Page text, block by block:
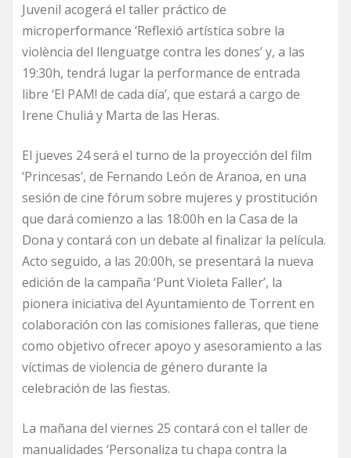
Juvenil acogerá el taller práctico de
microperformance ‘Reflexió artística sobre la
violència del llenguatge contra les dones’ y, a las
19:30h, tendrá lugar la performance de entrada
libre ‘El PAM! de cada día’, que estará a cargo de
Irene Chuliá y Marta de las Heras.
El jueves 24 será el turno de la proyección del film
‘Princesas’, de Fernando León de Aranoa, en una
sesión de cine fórum sobre mujeres y prostitución
que dará comienzo a las 18:00h en la Casa de la
Dona y contará con un debate al finalizar la película.
Acto seguido, a las 20:00h, se presentará la nueva
edición de la campaña ‘Punt Violeta Faller’, la
pionera iniciativa del Ayuntamiento de Torrent en
colaboración con las comisiones falleras, que tiene
como objetivo ofrecer apoyo y asesoramiento a las
víctimas de violencia de género durante la
celebración de las fiestas.
La mañana del viernes 25 contará con el taller de
manualidades ‘Personaliza tu chapa contra la